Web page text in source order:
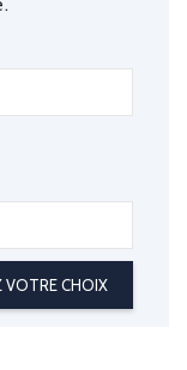
VOTRE CHOIX